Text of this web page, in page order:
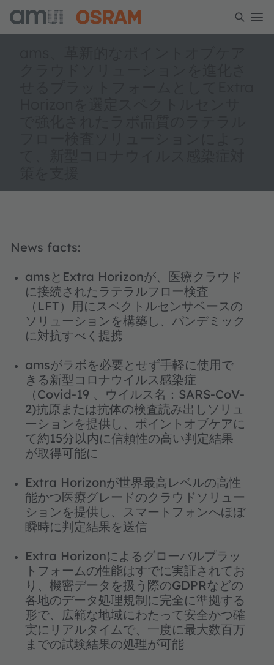
News facts:
amsとExtra Horizonが、医療クラウド
に接続されたラテラルフロー検査
（LFT）用にスペクトルセンサベースの
ソリューションを構築し、パンデミック
に対抗すべく提携
amsがラボを必要とせず手軽に使用で
きる新型コロナウイルス感染症
（Covid-19 、ウイルス名：SARS-CoV-
2)抗原または抗体の検査読み出しソリュ
ーションを提供し、ポイントオブケアに
て約15分以内に信頼性の高い判定結果
が取得可能に
Extra Horizonが世界最高レベルの高性
能かつ医療グレードのクラウドソリュー
ションを提供し、スマートフォンへほぼ
瞬時に判定結果を送信
Extra Horizonによるグローバルプラッ
トフォームの性能はすでに実証されてお
り、機密データを扱う際のGDPRなどの
各地のデータ処理規制に完全に準拠する
形で、広範な地域にわたって安全かつ確
実にリアルタイムで、一度に最大数百万
までの試験結果の処理が可能